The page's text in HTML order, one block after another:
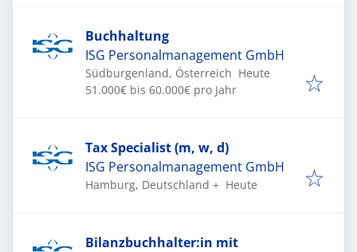
Buchhaltung
ISG Personalmanagement GmbH
Südburgenland, Österreich Veröffentlicht
Heute
51.000€ bis 60.000€ pro Jahr
Tax Specialist (m, w, d)
ISG Personalmanagement GmbH
Hamburg, Deutschland + Veröffentlicht
Heute
Bilanzbuchhalter:in mit